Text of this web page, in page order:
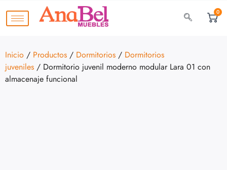
0
Inicio / Productos / Dormitorios / Dormitorios
juveniles / Dormitorio juvenil moderno modular Lara 01 con
almacenaje funcional